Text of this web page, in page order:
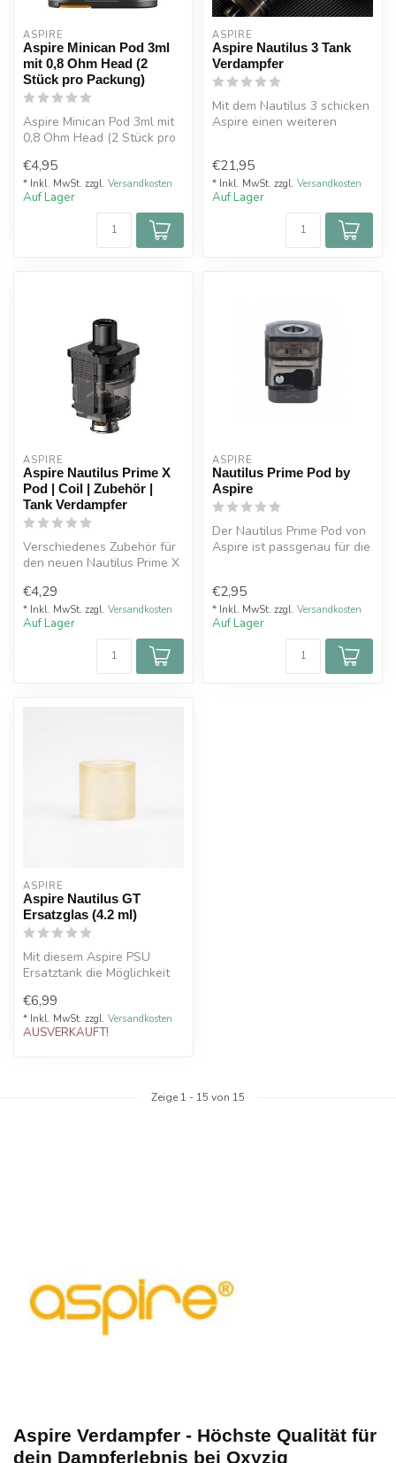
ASPIRE
Aspire Minican Pod 3ml
mit 0,8 Ohm Head (2
Stück pro Packung)
Aspire Minican Pod 3ml mit
0,8 Ohm Head (2 Stück pro
€4,95
* Inkl. MwSt. zzgl. Versandkosten
Auf Lager
ASPIRE
Aspire Nautilus 3 Tank
Verdampfer
Mit dem Nautilus 3 schicken
Aspire einen weiteren
€21,95
* Inkl. MwSt. zzgl. Versandkosten
Auf Lager
ASPIRE
Aspire Nautilus Prime X
Pod | Coil | Zubehör |
Tank Verdampfer
Verschiedenes Zubehör für
den neuen Nautilus Prime X
€4,29
* Inkl. MwSt. zzgl. Versandkosten
Auf Lager
ASPIRE
Nautilus Prime Pod by
Aspire
Der Nautilus Prime Pod von
Aspire ist passgenau für die
€2,95
* Inkl. MwSt. zzgl. Versandkosten
Auf Lager
ASPIRE
Aspire Nautilus GT
Ersatzglas (4.2 ml)
Mit diesem Aspire PSU
Ersatztank die Möglichkeit
Verdampf...
€6,99
* Inkl. MwSt. zzgl. Versandkosten
AUSVERKAUFT!
Zeige 1 - 15 von 15
Aspire Verdampfer - Höchste Qualität für
dein Dampferlebnis bei Oxyzig